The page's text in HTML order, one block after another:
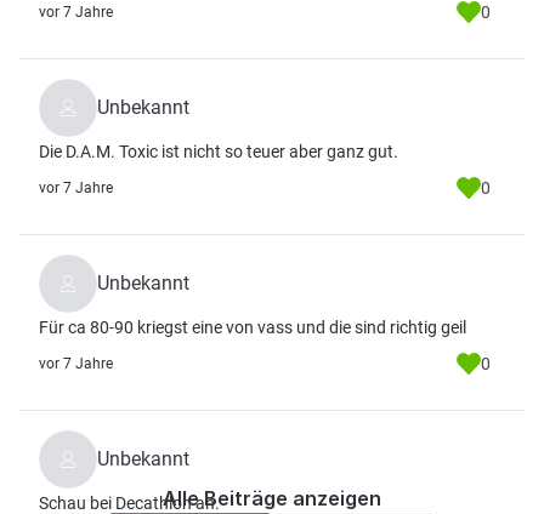
vor 7 Jahre 0
Unbekannt
Die D.A.M. Toxic ist nicht so teuer aber ganz gut.
vor 7 Jahre 0
Unbekannt
Für ca 80-90 kriegst eine von vass und die sind richtig geil
vor 7 Jahre 0
Unbekannt
Schau bei Decathlon an.Alle Beiträge anzeigen